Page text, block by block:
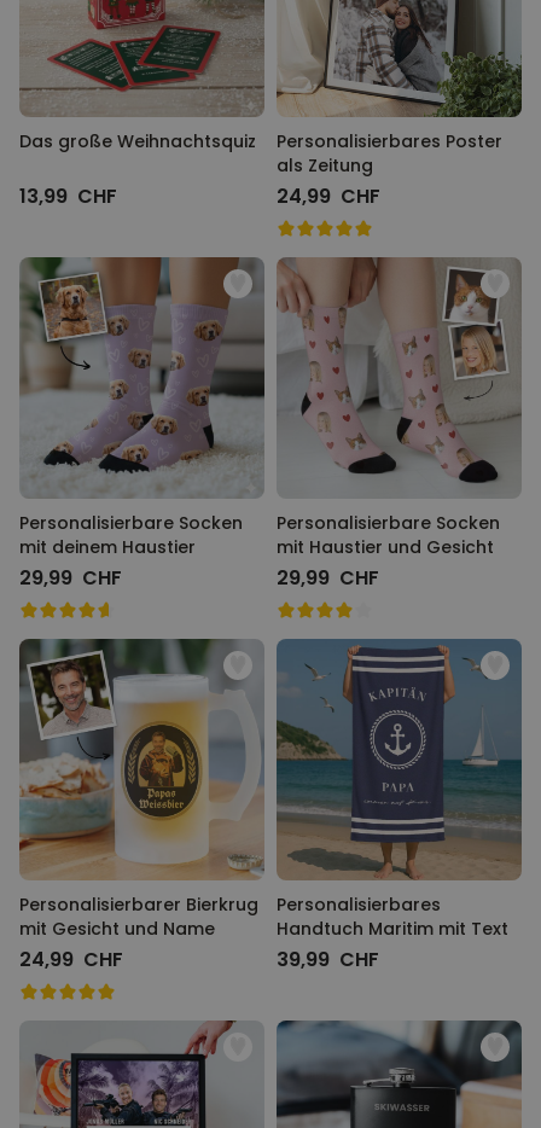
Das große Weihnachtsquiz
13,99 CHF
Personalisierbares Poster
als Zeitung
24,99 CHF
Personalisierbare Socken
mit deinem Haustier
29,99 CHF
Personalisierbare Socken
mit Haustier und Gesicht
29,99 CHF
Personalisierbarer Bierkrug
mit Gesicht und Name
24,99 CHF
Personalisierbares
Handtuch Maritim mit Text
39,99 CHF